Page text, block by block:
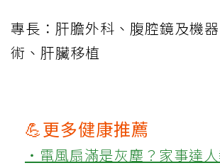
專長：肝膽外科、腹腔鏡及機
術、肝臟移植
💪更多健康推薦
‧電風扇滿是灰塵？家事達